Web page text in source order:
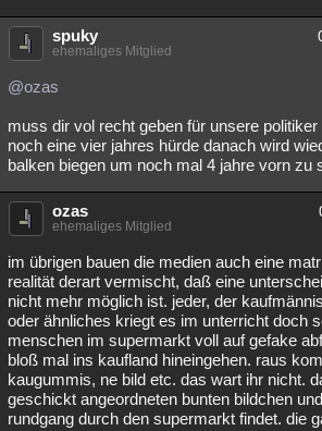
spuky
ehemaliges Mitglied
@ozas
muss dir vol recht geben für unsere
noch eine vier jahres hürde danach wird
balken biegen um noch mal 4 jahre vorn zu
ozas
ehemaliges Mitglied
im übrigen bauen die medien auch eine
realität derart vermischt, daß eine
nicht mehr möglich ist. jeder, der
oder ähnliches kriegt es im unterricht doch
menschen im supermarkt voll auf gefake
bloß mal ins kaufland hineingehen. raus
kaugummis, ne bild etc. das wart ihr nicht.
geschickt angeordneten bunten bildchen
rundgang durch den supermarkt findet. die